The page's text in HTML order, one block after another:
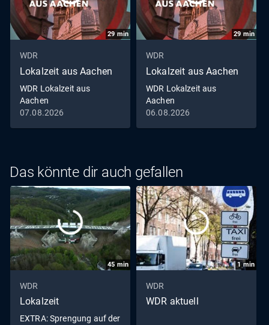
29 min
WDR
Lokalzeit aus Aachen
WDR Lokalzeit aus
Aachen
07.08.2026
29 min
WDR
Lokalzeit aus Aachen
WDR Lokalzeit aus
Aachen
06.08.2026
Das könnte dir auch gefallen
45 min
WDR
Lokalzeit
EXTRA: Sprengung auf der
1min
WDR
WDR aktuell